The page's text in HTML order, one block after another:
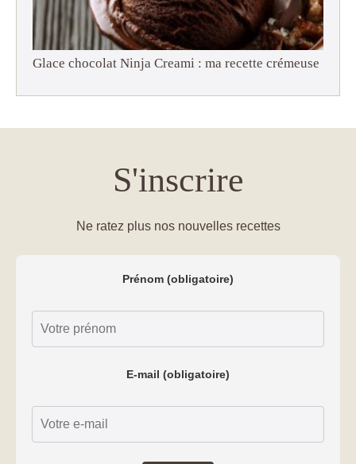
Glace chocolat Ninja Creami : ma recette crémeuse
S'inscrire
Ne ratez plus nos nouvelles recettes
Prénom (obligatoire)
E-mail (obligatoire)